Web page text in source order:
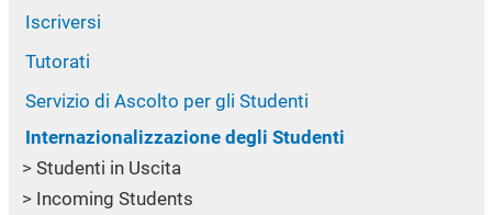
Iscriversi
Tutorati
Servizio di Ascolto per gli Studenti
Internazionalizzazione degli Studenti
Studenti in Uscita
Incoming Students